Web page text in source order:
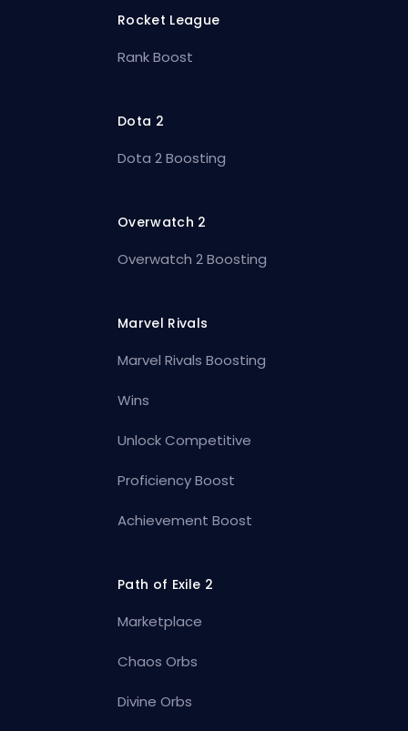
Rocket League
Rank Boost
Dota 2
Dota 2 Boosting
Overwatch 2
Overwatch 2 Boosting
Marvel Rivals
Marvel Rivals Boosting
Wins
Unlock Competitive
Proficiency Boost
Achievement Boost
Path of Exile 2
Marketplace
Chaos Orbs
Divine Orbs